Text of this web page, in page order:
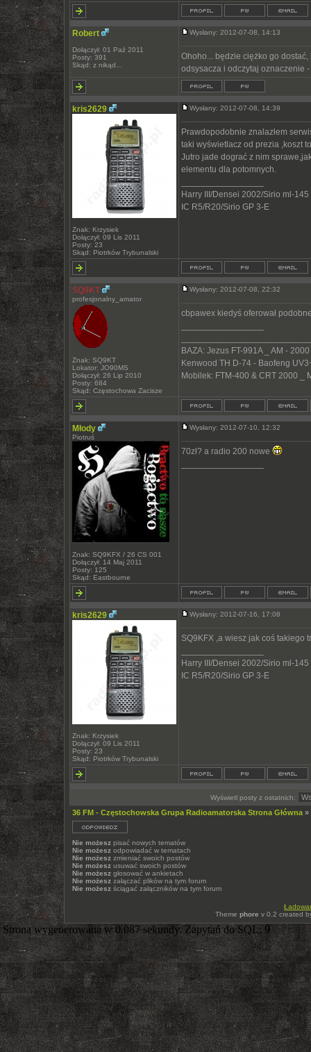
Robert
Dołączył: 01 Paź 2011
Posty: 391
Skąd: z nikąd...
Wysłany: 2012-07-08, 14:13
Ohoho... będzie ciężko go
odsysacza i odczytaj oznaczenie
kris2629
Znak: Krzysiek
Dołączył: 09 Lis 2011
Posty: 23
Skąd: Piotrków Trybunalski
Wysłany: 2012-07-08, 14:39
Prawdopodobnie znalazłem
taki wyświetlacz od prezia ,koszt
Jutro jade dograć z nim
elementu dla potomnych.
Harry III/Densei 2002/Sirio ml-145
IC R5/R20/Sirio GP 3-E
SQ9KT
profesjonalny_amator
Znak: SQ9KT
Lokator: JO90MS
Dołączył: 26 Lip 2010
Posty: 684
Skąd: Częstochowa Zacisze
Wysłany: 2012-07-08, 22:32
cbpawex kiedyś oferował
BAZA: Jezus FT-991A _ AM - 2000
Kenwood TH D-74 - Baofeng
Mobilek: FTM-400 & CRT 2000 _
Młody
Piotruś
Znak: SQ9KFX / 26 CS 001
Dołączył: 14 Maj 2011
Posty: 125
Skąd: Eastbourne
Wysłany: 2012-07-10, 12:32
70zł? a radio 200 nowe
kris2629
Znak: Krzysiek
Dołączył: 09 Lis 2011
Posty: 23
Skąd: Piotrków Trybunalski
Wysłany: 2012-07-16, 17:08
SQ9KFX ,a wiesz jak coś takiego
Harry III/Densei 2002/Sirio ml-145
IC R5/R20/Sirio GP 3-E
Wyświetl posty z ostatnich:
36 FM - Częstochowska Grupa Radioamatorska Strona Główna »
Nie możesz pisać nowych tematów
Nie możesz odpowiadać w tematach
Nie możesz zmieniać swoich postów
Nie możesz usuwać swoich postów
Nie możesz głosować w ankietach
Nie możesz załączać plików na tym forum
Nie możesz ściągać załączników na tym forum
Theme phore v 0.2 created
Strona wygenerowana w 0.087 sekundy. Zapytań do SQL: 9